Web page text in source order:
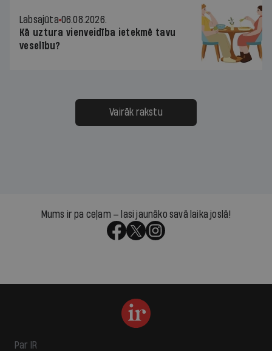
Labsajūta 06.08.2026.
Kā uztura vienveidība ietekmē tavu
veselību?
Vairāk rakstu
Mums ir pa ceļam — lasi jaunāko savā laika joslā!
Par IR